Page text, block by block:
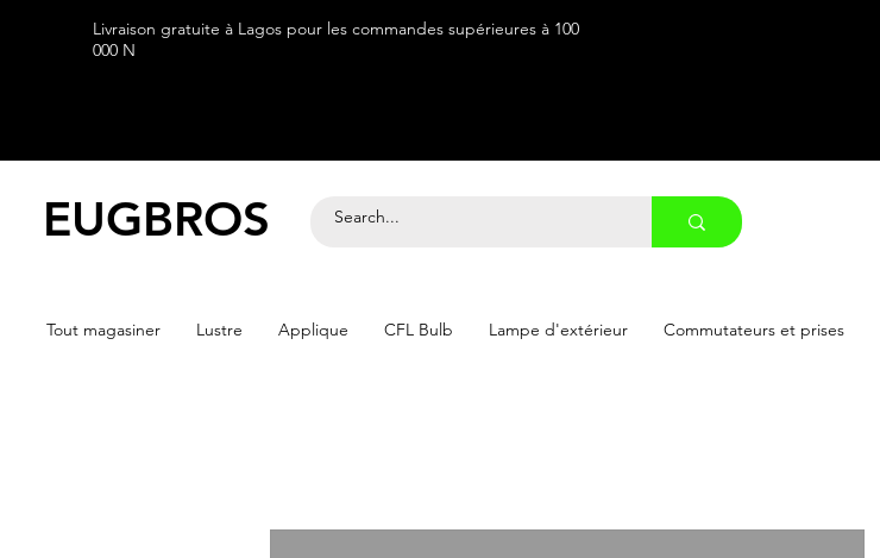
Livraison gratuite à Lagos pour les commandes supérieures à 100
000 N
EUGBROS
Tout magasiner Lustre Applique CFL Bulb Lampe d'extérieur Commutateurs et prises